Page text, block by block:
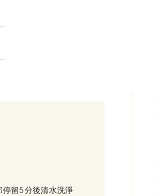
留5分後清水洗淨